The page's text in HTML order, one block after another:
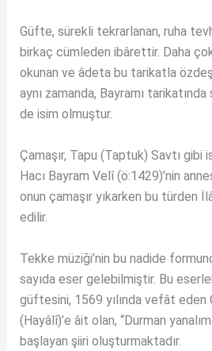
Güfte, sürekli tekrarlanan, ruha
birkaç cümleden ibârettir. Daha
okunan ve âdeta bu tarikatla
aynı zamanda, Bayramı
de isim olmuştur.
Çamaşır, Tapu (Taptuk) Savtı gibi
Hacı Bayram Velî (ö:1429)’nin
onun çamaşır yıkarken bu türden
edilir.
Tekke müziği’nin bu nadide
sayıda eser gelebilmiştir. Bu
güftesini, 1569 yılında vefât eden
(Hayâlî)’e âit olan, “Durman
başlayan şiiri oluşturmaktadır.